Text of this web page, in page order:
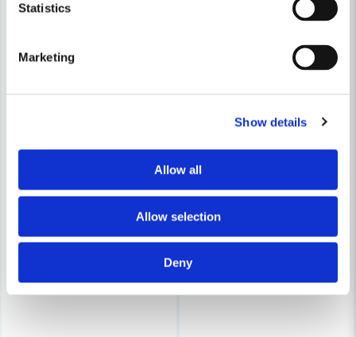
Statistics
Marketing
Show details
Allow all
Allow selection
Deny